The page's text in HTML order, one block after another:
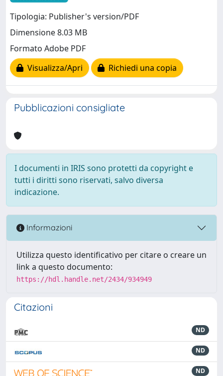
Tipologia: Publisher's version/PDF
Dimensione 8.03 MB
Formato Adobe PDF
Visualizza/Apri
Richiedi una copia
Pubblicazioni consigliate
I documenti in IRIS sono protetti da copyright e
tutti i diritti sono riservati, salvo diversa
indicazione.
Informazioni
Utilizza questo identificativo per citare o creare un
link a questo documento:
https://hdl.handle.net/2434/934949
Citazioni
ND
ND
ND